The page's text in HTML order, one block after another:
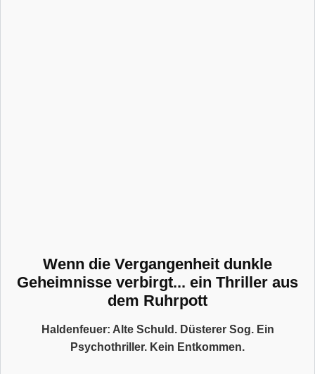
Wenn die Vergangenheit dunkle
Geheimnisse verbirgt... ein Thriller aus
dem Ruhrpott
Haldenfeuer: Alte Schuld. Düsterer Sog. Ein
Psychothriller. Kein Entkommen.